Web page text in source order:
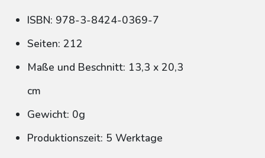
ISBN: 978-3-8424-0369-7
Seiten: 212
Maße und Beschnitt: 13,3 x 20,3
cm
Gewicht: 0g
Produktionszeit: 5 Werktage